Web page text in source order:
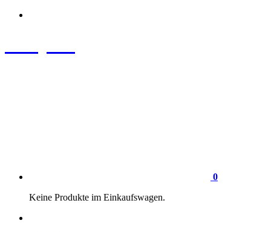
Zum
0
Keine Produkte im Einkaufswagen.